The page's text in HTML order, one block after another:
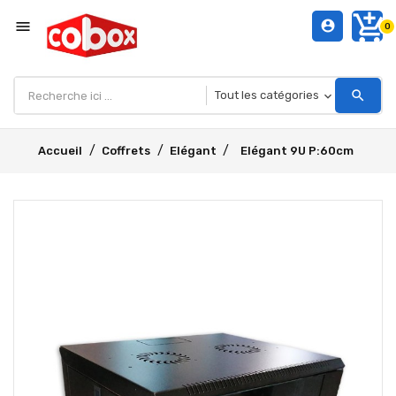
menu add_shopping_cart0
account_circle
search
Accueil Coffrets Elégant Elégant 9U P:60cm